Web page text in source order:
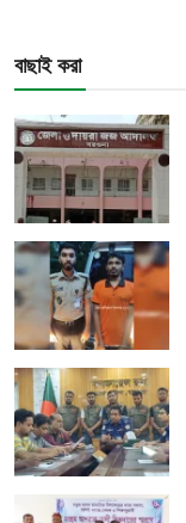
বাছাই করা